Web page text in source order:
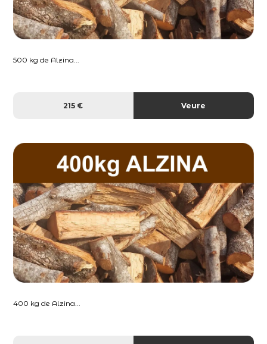
500 kg de Alzina...
215 € Veure
400 kg de Alzina...